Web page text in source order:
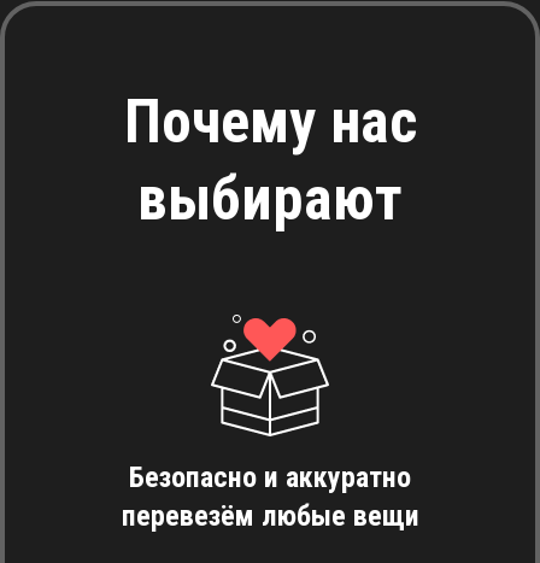
Почему нас
выбирают
Безопасно и аккуратно
перевезём любые вещи